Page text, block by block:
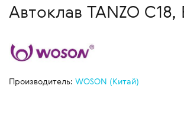
Автоклав TANZO
Производитель: WOSON (Китай)